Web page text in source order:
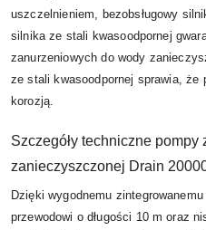
uszczelnieniem, bezobsługowy
silnika ze stali kwasoodpornej
zanurzeniowych do wody
ze stali kwasoodpornej sprawia, że
korozją.
Szczegóły techniczne
zanieczyszczonej Drain
Dzięki wygodnemu
przewodowi o długości 10 m oraz